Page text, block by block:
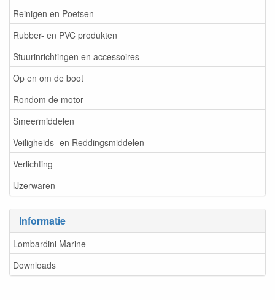
Reinigen en Poetsen
Rubber- en PVC produkten
Stuurinrichtingen en accessoires
Op en om de boot
Rondom de motor
Smeermiddelen
Veiligheids- en Reddingsmiddelen
Verlichting
IJzerwaren
Informatie
Lombardini Marine
Downloads